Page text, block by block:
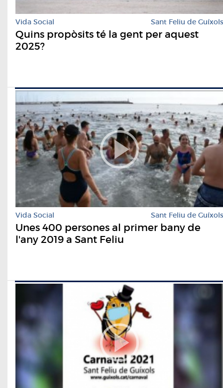
Vida Social Sant Feliu de Guíxols
Quins propòsits té la gent per aquest
2025?
Vida Social Sant Feliu de Guíxols
Unes 400 persones al primer bany de
l'any 2019 a Sant Feliu